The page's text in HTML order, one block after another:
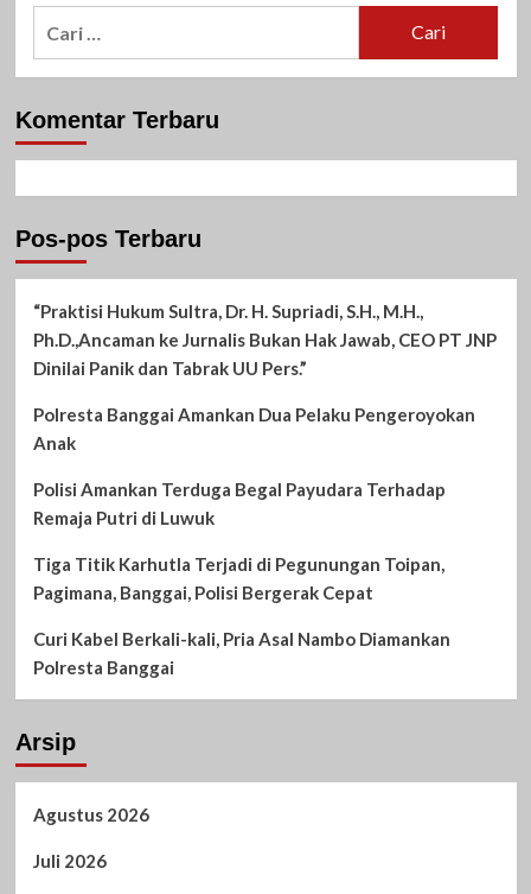
Komentar Terbaru
Pos-pos Terbaru
“Praktisi Hukum Sultra, Dr. H. Supriadi, S.H., M.H.,
Ph.D.,Ancaman ke Jurnalis Bukan Hak Jawab, CEO PT JNP
Dinilai Panik dan Tabrak UU Pers.”
Polresta Banggai Amankan Dua Pelaku Pengeroyokan
Anak
Polisi Amankan Terduga Begal Payudara Terhadap
Remaja Putri di Luwuk
Tiga Titik Karhutla Terjadi di Pegunungan Toipan,
Pagimana, Banggai, Polisi Bergerak Cepat
Curi Kabel Berkali-kali, Pria Asal Nambo Diamankan
Polresta Banggai
Arsip
Agustus 2026
Juli 2026